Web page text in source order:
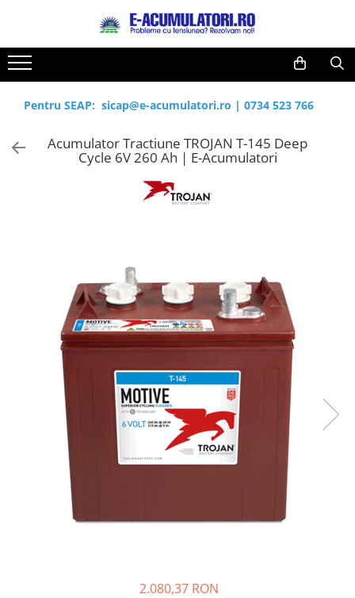
Toate Produsele
Acumulatori, Baterii si Incarcatoare
Uzuale
Baterii alcaline
Acumulatori
Incarcatoare acumulatori
Panouri fotovoltaice si accesorii
Panouri fotovoltaice
Sisteme prindere panouri
fotovoltaice
Invertoare Hibrid
Reduceri de vara
Cabluri
Acumulatori
Prelungitoare
Panouri fotovoltaice
Pentru SEAP: sicap@e-acumulatori.ro | 0734 523 766
Acumulator Tractiune TROJAN T-145 Deep
Cycle 6V 260 Ah | E-Acumulatori
2.080,37 RON